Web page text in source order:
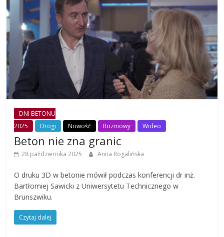
DNI BETONU
2025
Drogi Nowość Rozmowy Wideo
Beton nie zna granic
28 października 2025 Anna Rogalińska
O druku 3D w betonie mówił podczas konferencji dr inż.
Bartłomiej Sawicki z Uniwersytetu Technicznego w
Brunszwiku.
Czytaj dalej